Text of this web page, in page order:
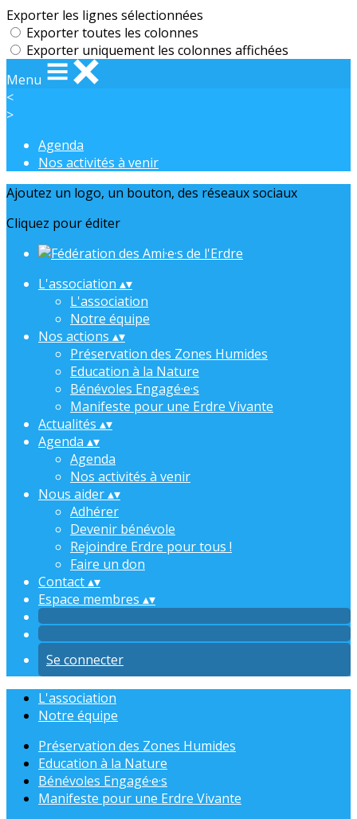
Exporter les lignes sélectionnées
Exporter toutes les colonnes
Exporter uniquement les colonnes affichées
Menu
<
>
Agenda
Nos activités à venir
Ajoutez un logo, un bouton, des réseaux sociaux
Cliquez pour éditer
L'association ▴▾
L'association
Notre équipe
Nos actions ▴▾
Préservation des Zones Humides
Education à la Nature
Bénévoles Engagé·e·s
Manifeste pour une Erdre Vivante
Actualités ▴▾
Agenda ▴▾
Agenda
Nos activités à venir
Nous aider▴▾
Adhérer
Devenir bénévole
Rejoindre Erdre pour tous !
Faire un don
Contact▴▾
Espace membres ▴▾
Se connecter
L'association
Notre équipe
Préservation des Zones Humides
Education à la Nature
Bénévoles Engagé·e·s
Manifeste pour une Erdre Vivante